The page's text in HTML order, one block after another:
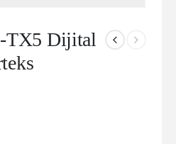
TX5 Dijital